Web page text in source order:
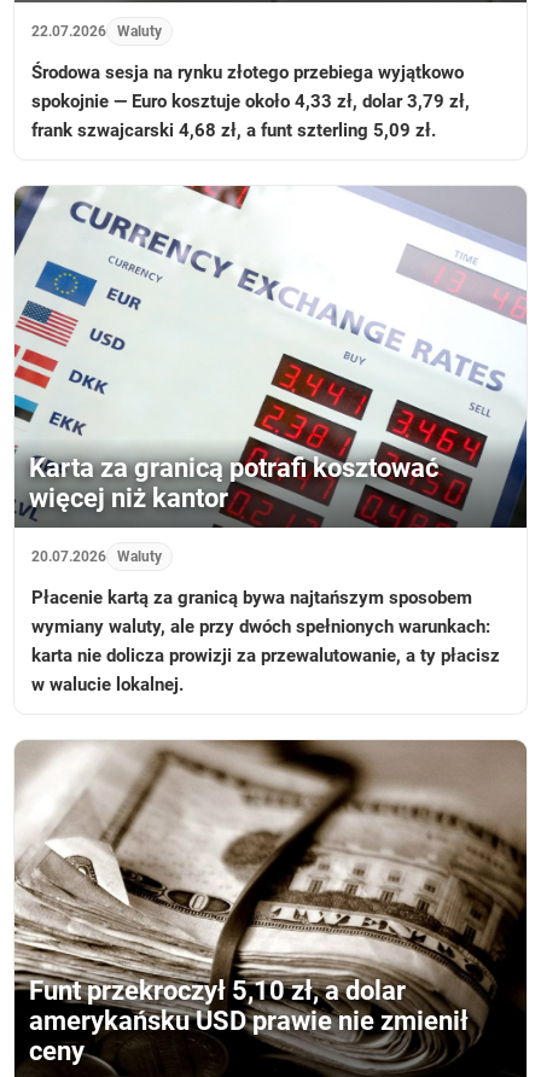
22.07.2026 Waluty
Środowa sesja na rynku złotego przebiega wyjątkowo
spokojnie — Euro kosztuje około 4,33 zł, dolar 3,79 zł,
frank szwajcarski 4,68 zł, a funt szterling 5,09 zł.
Karta za granicą potrafi kosztować
więcej niż kantor
20.07.2026 Waluty
Płacenie kartą za granicą bywa najtańszym sposobem
wymiany waluty, ale przy dwóch spełnionych warunkach:
karta nie dolicza prowizji za przewalutowanie, a ty płacisz
w walucie lokalnej.
Funt przekroczył 5,10 zł, a dolar
amerykańsku USD prawie nie zmienił
ceny